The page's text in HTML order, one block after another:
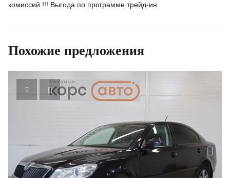
комиссий !!! Выгода по программе трейд-ин
Похожие предложения